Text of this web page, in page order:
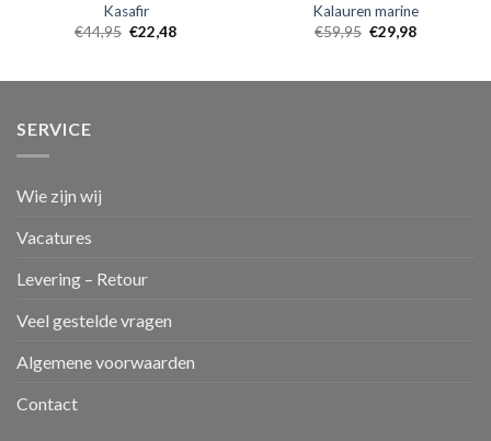
Kasafir
€44,95 €22,48
Kalauren marine
€59,95 €29,98
SERVICE
Wie zijn wij
Vacatures
Levering – Retour
Veel gestelde vragen
Algemene voorwaarden
Contact